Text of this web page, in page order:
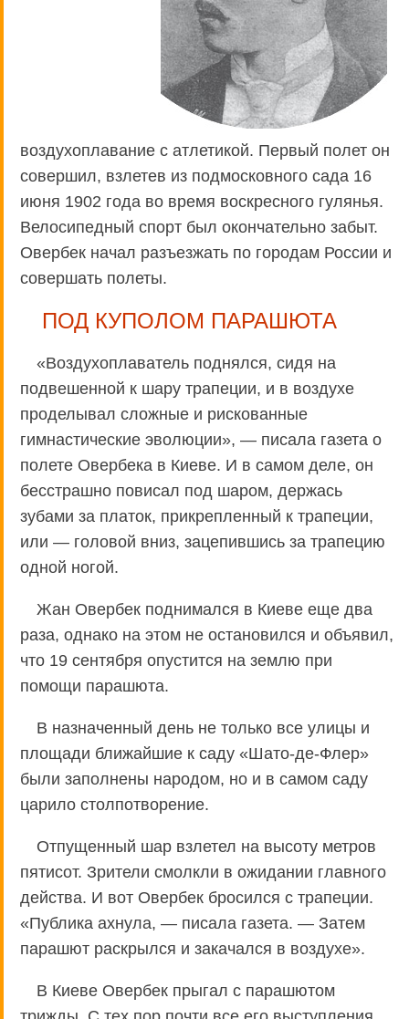
воздухоплавание с атлетикой. Первый полет он
совершил, взлетев из подмосковного сада 16
июня 1902 года во время воскресного гулянья.
Велосипедный спорт был окончательно забыт.
Овербек начал разъезжать по городам России и
совершать полеты.
ПОД КУПОЛОМ ПАРАШЮТА
«Воздухоплаватель поднялся, сидя на
подвешенной к шару трапеции, и в воздухе
проделывал сложные и рискованные
гимнастические эволюции», — писала газета о
полете Овербека в Киеве. И в самом деле, он
бесстрашно повисал под шаром, держась
зубами за платок, прикрепленный к трапеции,
или — головой вниз, зацепившись за трапецию
одной ногой.
Жан Овербек поднимался в Киеве еще два
раза, однако на этом не остановился и объявил,
что 19 сентября опустится на землю при
помощи парашюта.
В назначенный день не только все улицы и
площади ближайшие к саду «Шато-де-Флер»
были заполнены народом, но и в самом саду
царило столпотворение.
Отпущенный шар взлетел на высоту метров
пятисот. Зрители смолкли в ожидании главного
действа. И вот Овербек бросился с трапеции.
«Публика ахнула, — писала газета. — Затем
парашют раскрылся и закачался в воздухе».
В Киеве Овербек прыгал с парашютом